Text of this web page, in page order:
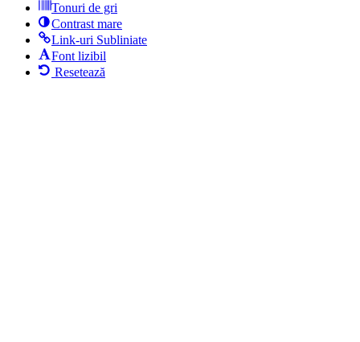
Tonuri de gri
Contrast mare
Link-uri Subliniate
Font lizibil
Resetează